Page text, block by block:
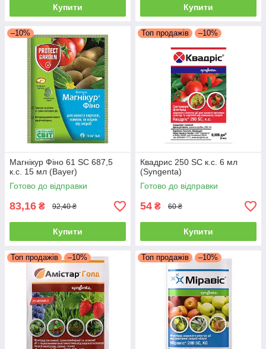
Купити Купити
–10%
Магнікур Фіно 61 SC 687,5
к.с. 15 мл (Bayer)
Готово до відправки
83,16 ₴ 92,40 ₴
Купити
Топ продажів –10%
Квадрис 250 SC к.с. 6 мл
(Syngenta)
Готово до відправки
54 ₴ 60 ₴
Купити
Топ продажів –10% Топ продажів –10%